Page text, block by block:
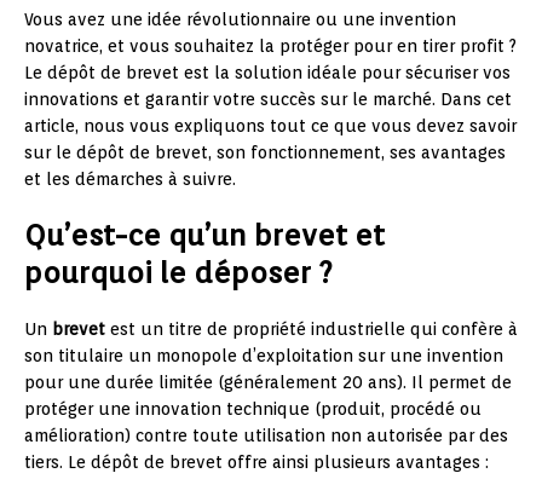
Vous avez une idée révolutionnaire ou une invention
novatrice, et vous souhaitez la protéger pour en tirer profit ?
Le dépôt de brevet est la solution idéale pour sécuriser vos
innovations et garantir votre succès sur le marché. Dans cet
article, nous vous expliquons tout ce que vous devez savoir
sur le dépôt de brevet, son fonctionnement, ses avantages
et les démarches à suivre.
Qu’est-ce qu’un brevet et
pourquoi le déposer ?
Un brevet est un titre de propriété industrielle qui confère à
son titulaire un monopole d’exploitation sur une invention
pour une durée limitée (généralement 20 ans). Il permet de
protéger une innovation technique (produit, procédé ou
amélioration) contre toute utilisation non autorisée par des
tiers. Le dépôt de brevet offre ainsi plusieurs avantages :